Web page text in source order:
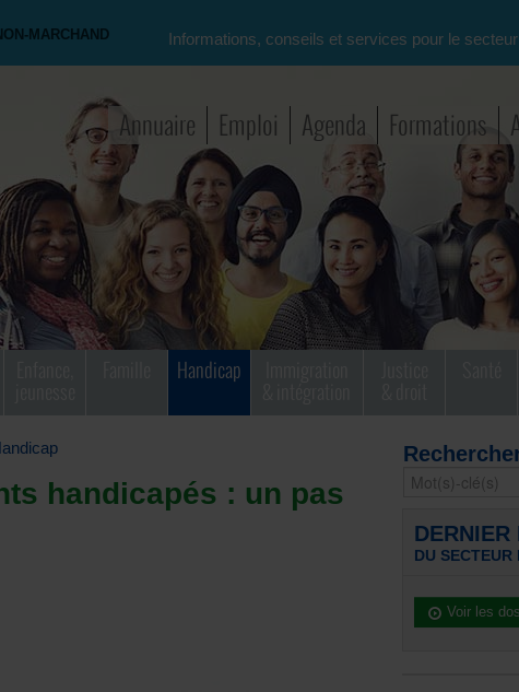
MARCHAND Informations, conseils et services pour le
Annuaire Emploi Agenda Formations
Handicap
handicapés : un pas
DERNIER
DU SECTEUR
Voir les